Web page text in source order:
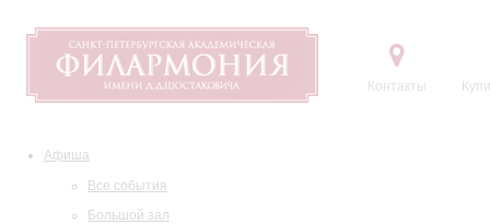
Контакты
Афиша
Все события
Большой зал